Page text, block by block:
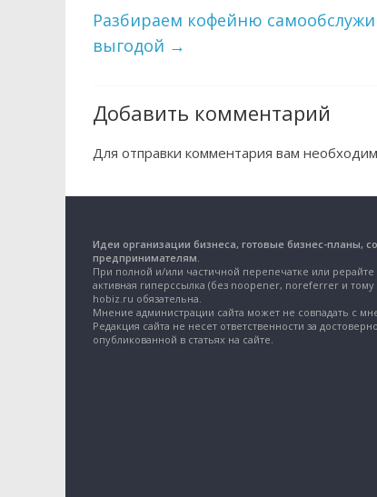
Разбираем кофейню
выгодой →
Добавить комментарий
Для отправки комментария вам
Идеи организации бизнеса, готовые бизнес-планы,
предпринимателям.
При полной и/или частичной перепечатке или рерайте
активная гиперссылка (без noopener, noreferrer и тому
hobiz.ru обязательна.
Мнение администрации сайта может не совпадать с
Редакция сайта не несет ответственности за
опубликованной в статьях на сайте.